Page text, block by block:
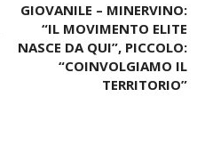
GIOVANILE – MINERVINO:
“IL MOVIMENTO ELITE
NASCE DA QUI”, PICCOLO:
“COINVOLGIAMO IL
TERRITORIO”